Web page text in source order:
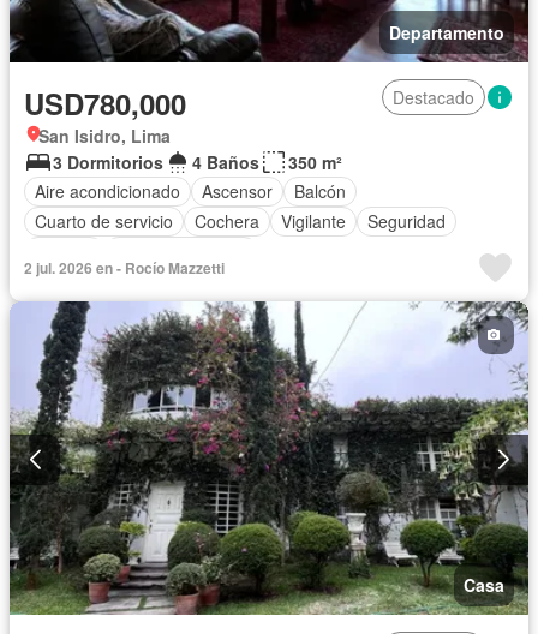
Departamento
USD780,000
Destacado
San Isidro, Lima
3 Dormitorios
4 Baños
350 m²
Aire acondicionado
Ascensor
Balcón
Cuarto de servicio
Cochera Vigilante
Seguridad
2 jul. 2026 en - Rocío Mazzetti
Casa